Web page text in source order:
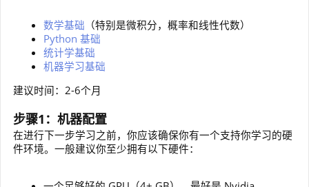
数学基础 （特别是微积分，概率和线性代数）
Python 基础
统计学基础
机器学习基础
建议时间：2-6个月
步骤1：机器配置
在进行下一步学习之前，你应该确保你有一个支持你学习的硬
件环境。一般建议你至少拥有以下硬件：